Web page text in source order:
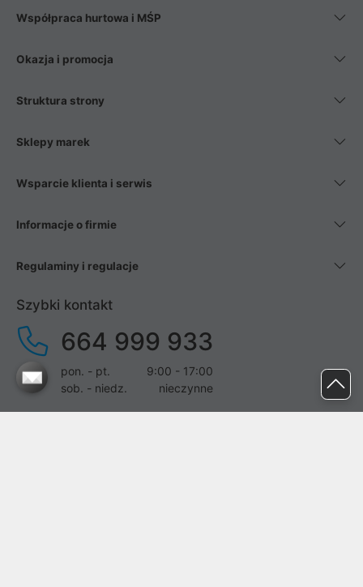
Współpraca hurtowa i MŚP
Okazja i promocja
Struktura strony
Sklepy marek
Wsparcie klienta i serwis
Informacje o firmie
Regulaminy i regulacje
Szybki kontakt
664 999 933
pon. - pt.
9:00 - 17:00
sob. - niedz.
nieczynne